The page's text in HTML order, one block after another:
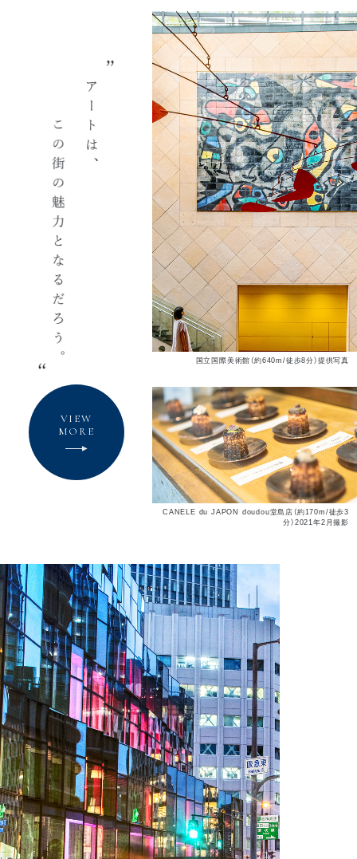
国立国際美術館（約640m/徒歩8分）提供写真
CANELE du JAPON doudou堂島店（約170m/徒歩3
分）2021年2月撮影
VIEW
MORE